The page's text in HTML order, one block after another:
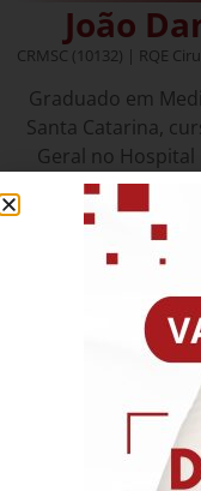
João
CRMSC (10132) | RQE
Graduado em
Santa Catarina,
Geral no Hospital
Vascular no
Angiorradiologia
Regional de São
UFSC,
Vascular com
Endovascular
Prevencordis, no